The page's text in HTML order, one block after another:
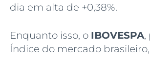
dia em alta de +0,38%.
Enquanto isso, o IBOVESPA,
Índice do mercado brasileiro,